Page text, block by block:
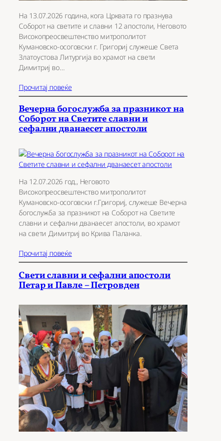
На 13.07.2026 година, кога Црквата го празнува
Соборот на светите и славни 12 апостоли, Неговото
Високопреосвештенство митрополитот
Кумановско-осоговски г. Григориј служеше Света
Златоустова Литургија во храмот на свети
Димитриј во…
Прочитај повеќе
Вечерна богослужба за празникот на
Соборот на Светите славни и
сефални дванаесет апостоли
На 12.07.2026 год., Неговото
Високопреосвештенство митрополитот
Кумановско-осоговски г.Григориј, служеше Вечерна
богослужба за празникот на Соборот на Светите
славни и сефални дванаесет апостоли, во храмот
на свети Димитриј во Крива Паланка.
Прочитај повеќе
Свети славни и сефални апостоли
Петар и Павле – Петровден